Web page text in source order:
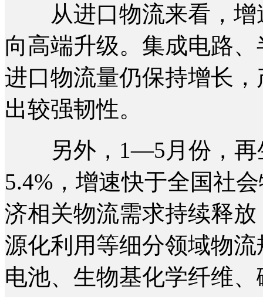
从进口物流来看，增
向高端升级。集成电路
进口物流量仍保持增长
出较强韧性。
另外，1—5月份，再
5.4%，增速快于全国社
济相关物流需求持续释
源化利用等细分领域物
电池、生物基化学纤维